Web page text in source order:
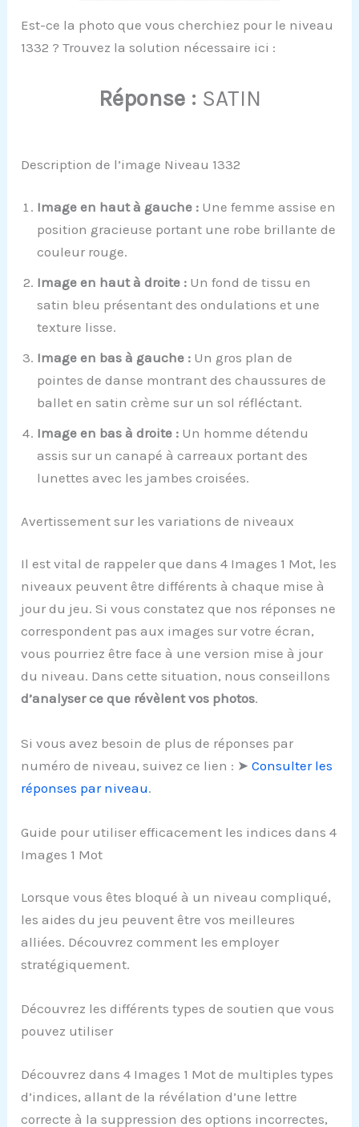
Est-ce la photo que vous cherchiez pour le niveau
1332 ? Trouvez la solution nécessaire ici :
Réponse : SATIN
Description de l’image Niveau 1332
Image en haut à gauche : Une femme assise en
position gracieuse portant une robe brillante de
couleur rouge.
Image en haut à droite : Un fond de tissu en
satin bleu présentant des ondulations et une
texture lisse.
Image en bas à gauche : Un gros plan de
pointes de danse montrant des chaussures de
ballet en satin crème sur un sol réfléctant.
Image en bas à droite : Un homme détendu
assis sur un canapé à carreaux portant des
lunettes avec les jambes croisées.
Avertissement sur les variations de niveaux
Il est vital de rappeler que dans 4 Images 1 Mot, les
niveaux peuvent être différents à chaque mise à
jour du jeu. Si vous constatez que nos réponses ne
correspondent pas aux images sur votre écran,
vous pourriez être face à une version mise à jour
du niveau. Dans cette situation, nous conseillons
d’analyser ce que révèlent vos photos.
Si vous avez besoin de plus de réponses par
numéro de niveau, suivez ce lien : ➤Consulter les
réponses par niveau.
Guide pour utiliser efficacement les indices dans 4
Images 1 Mot
Lorsque vous êtes bloqué à un niveau compliqué,
les aides du jeu peuvent être vos meilleures
alliées. Découvrez comment les employer
stratégiquement.
Découvrez les différents types de soutien que vous
pouvez utiliser
Découvrez dans 4 Images 1 Mot de multiples types
d’indices, allant de la révélation d’une lettre
correcte à la suppression des options incorrectes,